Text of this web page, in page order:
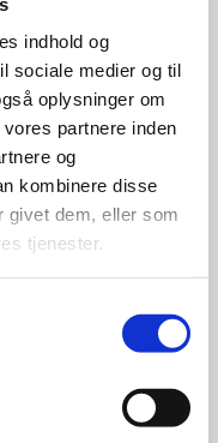
indhold og
sociale medier og til
oplysninger om
partnere inden
og
kombinere disse
givet dem, eller som
tjenester.
og stor
vi
mest
inden for